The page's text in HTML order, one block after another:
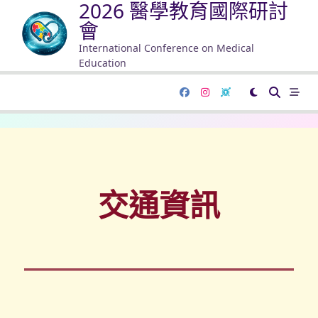
2026 醫學教育國際研討
會
International Conference on Medical
Education
交通資訊